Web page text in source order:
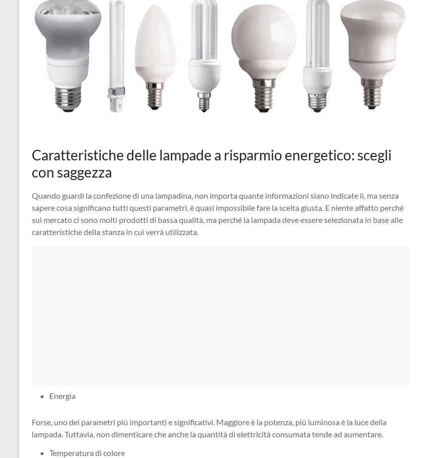
Caratteristiche delle lampade a risparmio energetico: scegli
con saggezza
Quando guardi la confezione di una lampadina, non importa quante informazioni siano indicate lì, ma senza
sapere cosa significano tutti questi parametri, è quasi impossibile fare la scelta giusta. E niente affatto perché
sul mercato ci sono molti prodotti di bassa qualità, ma perché la lampada deve essere selezionata in base alle
caratteristiche della stanza in cui verrà utilizzata.
Energia
Forse, uno dei parametri più importanti e significativi. Maggiore è la potenza, più luminosa è la luce della
lampada. Tuttavia, non dimenticare che anche la quantità di elettricità consumata tende ad aumentare.
Temperatura di colore